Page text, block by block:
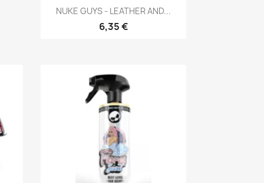
Aperçu rapide
NUKE GUYS - LEATHER AND...
6,35 €